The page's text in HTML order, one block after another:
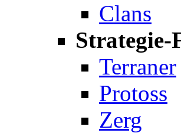
Clans
Strategie-
Terraner
Protoss
Zerg